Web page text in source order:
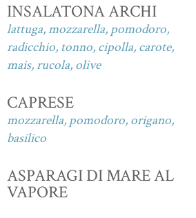
INSALATONA ARCHI
lattuga, mozzarella, pomodoro,
radicchio, tonno, cipolla, carote,
mais, rucola, olive
CAPRESE
mozzarella, pomodoro, origano,
basilico
ASPARAGI DI MARE AL
VAPORE